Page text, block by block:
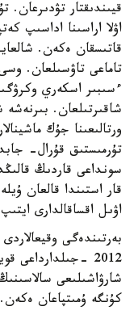
قيىندىقتار تۋدىرعان.
اۋلا اراسىنا اداسىپ
قاتىسقان ەكەن.
تاماعى تاۋسىلعان. وسى
ءسىبىر اسكەري
شاقىرتىلعان. بىرنەشە
ورتالىعىنا جۇك
تۇرمىستىق قۇرال-
سونداعى قاردىڭ
قار استىندا قالعان
اۋىل اقساقالدارى
2012 -
شارۋاشىلىعى
كۇنگە ۇمىتپاعان ەكەن.